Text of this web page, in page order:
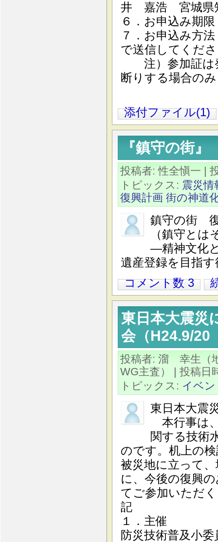
井 嘉浩 宮城県
６．お申込み期
７．お申込み方
で送信してくだ
注）参加証は
断りする場合の
添付ファイル(1)
『鎮守の街
投稿者: 性全愼一 |
トピックス: 震災情
復興計画 街の神道
鎮守の街
（鎮守と
―精神文化
遺産登録を目指
コメント数 3
東日本大震災
会（H24.9/20
投稿者: 溜 幸生（
WG主査）
| 投稿日
トピックス: イベ
東日本大震
本行事は
関する技術
のです。机上の
被災地に立って
に、今後の復興
てご参加いただ
記
１．主催 ：
防災技術普及小委